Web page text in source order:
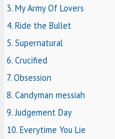
3. My Army Of Lovers
4. Ride the Bullet
5. Supernatural
6. Crucified
7. Obsession
8. Candyman messiah
9. Judgement Day
10. Everytime You Lie